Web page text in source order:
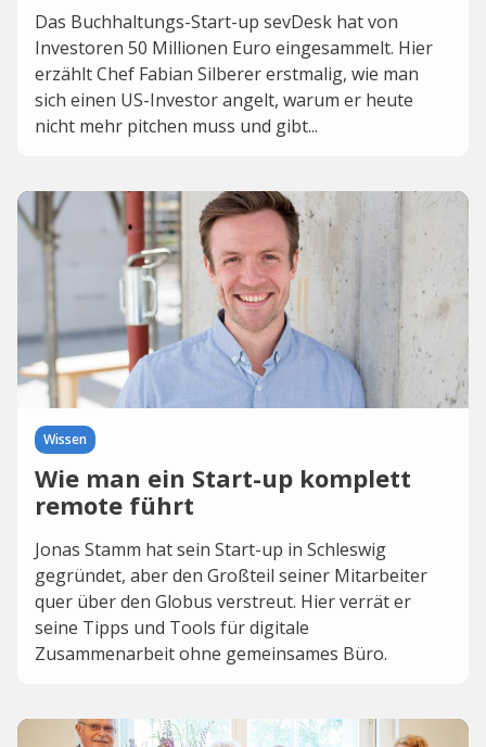
Das Buchhaltungs-Start-up sevDesk hat von
Investoren 50 Millionen Euro eingesammelt. Hier
erzählt Chef Fabian Silberer erstmalig, wie man
sich einen US-Investor angelt, warum er heute
nicht mehr pitchen muss und gibt...
Wissen
Wie man ein Start-up komplett
remote führt
Jonas Stamm hat sein Start-up in Schleswig
gegründet, aber den Großteil seiner Mitarbeiter
quer über den Globus verstreut. Hier verrät er
seine Tipps und Tools für digitale
Zusammenarbeit ohne gemeinsames Büro.